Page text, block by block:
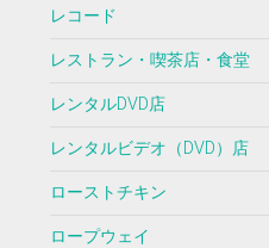
レコード
レストラン・喫茶店・食堂
レンタルDVD店
レンタルビデオ（DVD）店
ローストチキン
ロープウェイ